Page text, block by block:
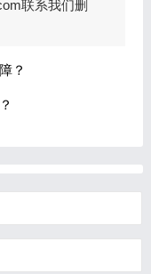
联系我们删
？